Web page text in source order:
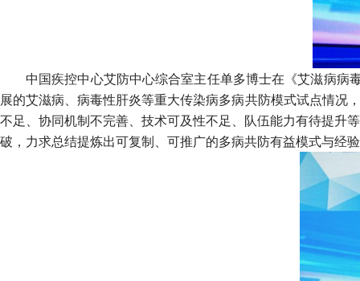
中国疾控中心艾防中心综合室主任单多博士在《艾滋病病
展的艾滋病、病毒性肝炎等重大传染病多病共防模式试点情况
不足、协同机制不完善、技术可及性不足、队伍能力有待提升
破，力求总结提炼出可复制、可推广的多病共防有益模式与经